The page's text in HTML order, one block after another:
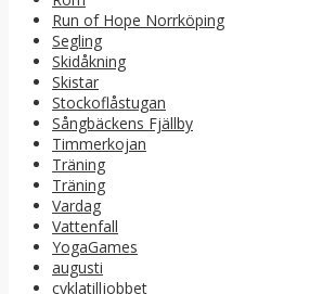
Run of Hope Norrköping
Segling
Skidåkning
Skistar
Stockoflåstugan
Sångbäckens Fjällby
Timmerkojan
Träning
Träning
Vardag
Vattenfall
YogaGames
augusti
cyklatilljobbet